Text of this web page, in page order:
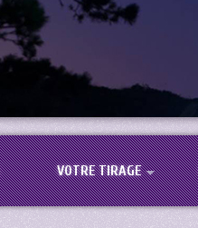
VOTRE TIRAGE